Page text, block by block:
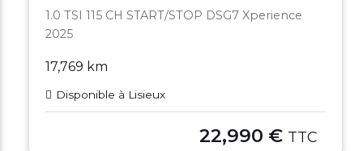
1.0 TSI 115 CH START/STOP DSG7 Xperience
2025
17,769 km
Disponible à Lisieux
22,990 € TTC